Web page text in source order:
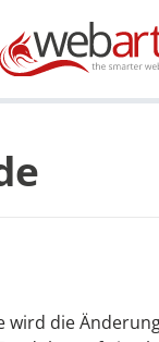
springen
wird die